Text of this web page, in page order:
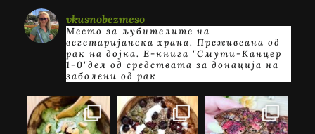
vkusnobezmeso
Место за љубителите на
вегетаријанска храна. Преживеана од
рак на дојка. E-книга "Смути-Канцер
1-0"дел од средствата за донација на
заболени од рак